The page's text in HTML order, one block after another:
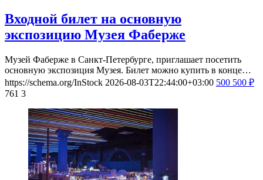
Входной билет на основную
экспозицию Музея Фаберже
Музей Фаберже в Санкт-Петербурге, приглашает посетить
основную экспозиция Музея. Билет можно купить в конце…
https://schema.org/InStock 2026-08-03T22:44:00+03:00 500 500 ₽
761 3